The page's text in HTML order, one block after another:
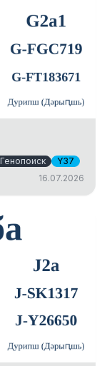
Генопоиск
Y37
16.07.2026